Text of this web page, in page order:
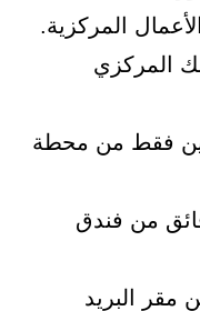
المركزية.
المركزي
فقط من محطة
على بعد 10 دقائق من فندق
مقر البريد